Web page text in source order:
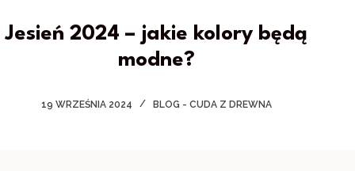
Jesień 2024 – jakie kolory będą
modne?
19 WRZEŚNIA 2024 BLOG - CUDA Z DREWNA